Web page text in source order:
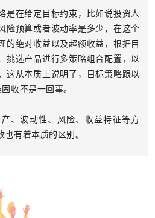
是在给定目标约束，比如说投资人
险预算或者波动率是多少，在这个
的绝对收益以及超额收益，根据目
挑选产品进行多策略组合配置，以
这从本质上说明了，目标策略跟以
收不是一回事。
、波动性、风险、收益特征等方
有着本质的区别。